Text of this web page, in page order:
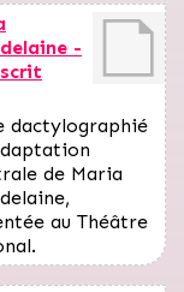
-
dactylographié
de Maria
au Théâtre